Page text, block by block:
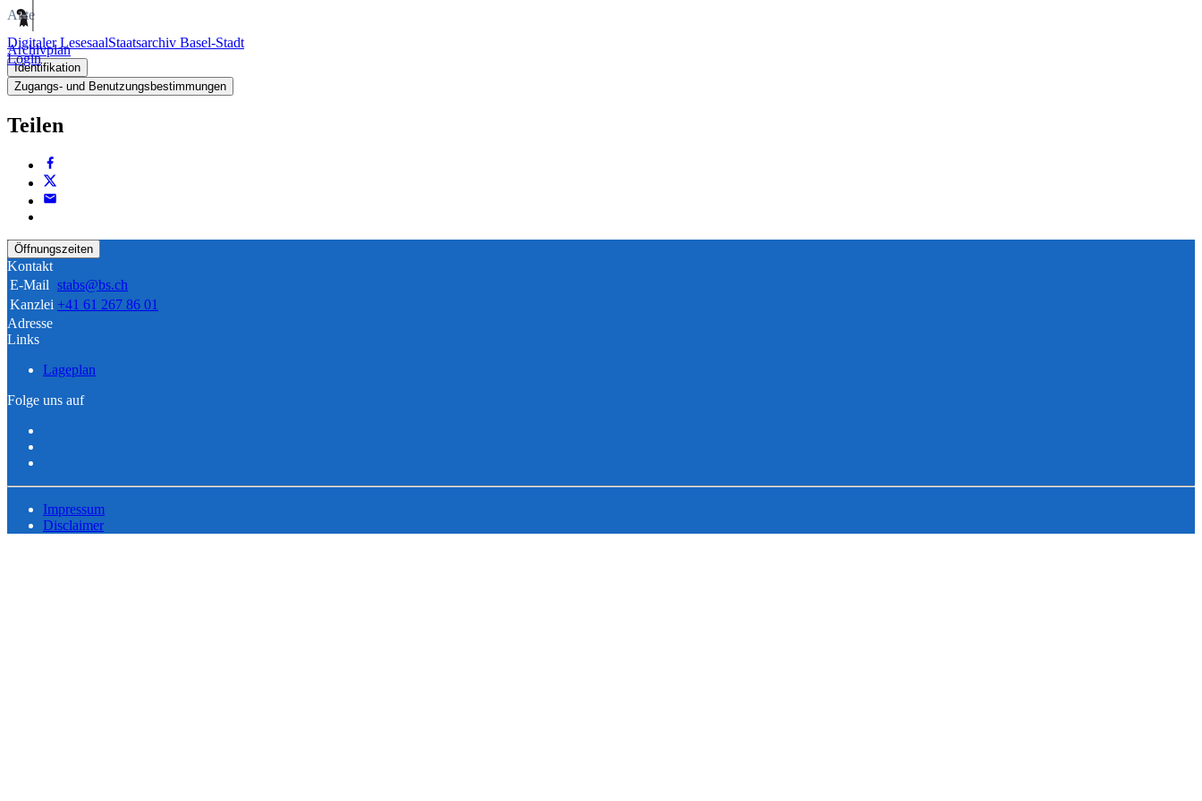
Digitaler LesesaalStaatsarchiv Basel-Stadt
Login
Akte
Archivplan
Identifikation
Zugangs- und Benutzungsbestimmungen
Teilen
Öffnungszeiten
Kontakt
E-Mail stabs@bs.ch
Kanzlei +41 61 267 86 01
Adresse
Links
Lageplan
Folge uns auf
Impressum
Disclaimer